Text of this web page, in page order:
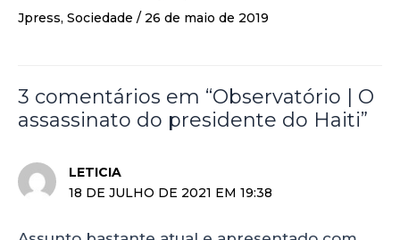
Jpress, Sociedade / 26 de maio de 2019
3 comentários em “Observatório | O
assassinato do presidente do Haiti”
LETICIA
18 DE JULHO DE 2021 EM 19:38